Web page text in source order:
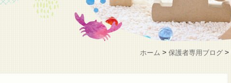
ホーム >保護者専用ブログ >